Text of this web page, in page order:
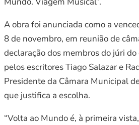
A obra foi anunciada como a
8 de novembro, em reunião de
declaração dos membros do júri
pelos escritores Tiago Salazar e
Presidente da Câmara Municipal
que justifica a escolha.
“Volta ao Mundo é, à primeira